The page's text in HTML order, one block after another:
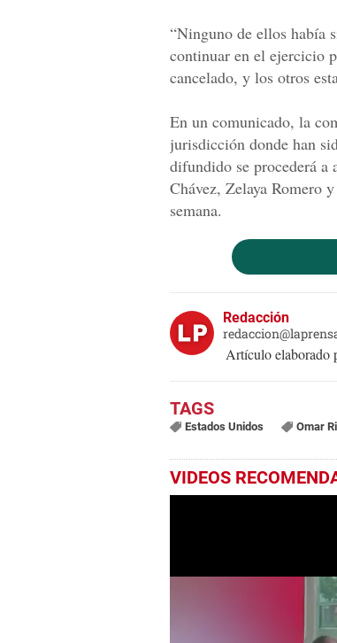
“Ninguno de ellos había
continuar en el ejercicio
cancelado, y los otros
En un comunicado, la
jurisdicción donde han
difundido se procederá
Chávez, Zelaya Romero
semana.
Redacción
Artículo elaborado
Estados Unidos Omar
VIDEOS